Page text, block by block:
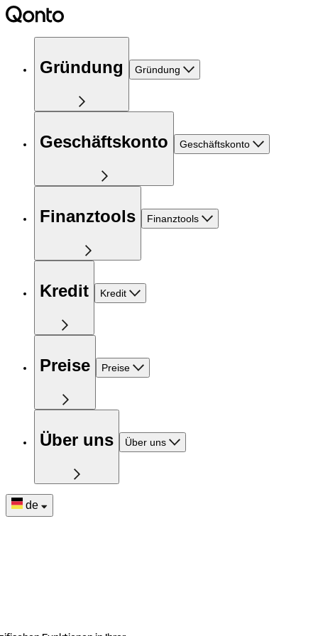
Gründung Gründung
Geschäftskonto Geschäftskonto
Finanztools Finanztools
Kredit Kredit
Preise Preise
Über uns Über uns
de